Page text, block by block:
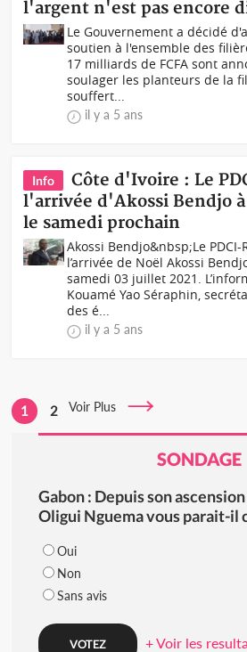
l'argent n'est pas encore
Le Gouvernement a décidé
soutien à l'ensemble des
17 milliards de FCFA sont
soulager les planteurs de la
souffert...
il y a 5 ans
Info
Côte d'Ivoire : Le
l'arrivée d'Akossi Bendjo
le samedi prochain
Akossi Bendjo&nbsp;Le PDCI-
l’arrivée de Noël Akossi
samedi 03 juillet 2021.
Kouamé Yao Séraphin,
des é...
il y a 5 ans
1 2 Voir Plus
SONDAGE
Gabon : Depuis son
Oligui Nguema vous parait-il
Oui
Non
Sans avis
+ Voir les